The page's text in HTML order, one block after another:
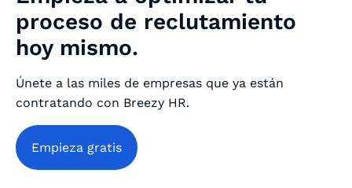
proceso de reclutamiento
hoy mismo.
Únete a las miles de empresas que ya están
contratando con Breezy HR.
Empieza gratis